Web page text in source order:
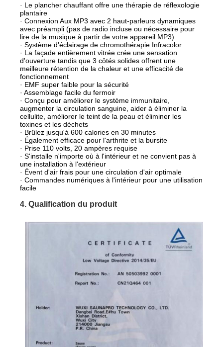
· Le plancher chauffant offre une thérapie de réflexologie
plantaire
· Connexion Aux MP3 avec 2 haut-parleurs dynamiques
avec préampli (pas de radio incluse ou nécessaire pour
lire de la musique à partir de votre appareil MP3)
· Système d'éclairage de chromothérapie Infracolor
· La façade entièrement vitrée crée une sensation
d'ouverture tandis que 3 côtés solides offrent une
meilleure rétention de la chaleur et une efficacité de
fonctionnement
· EMF super faible pour la sécurité
· Assemblage facile du fermoir
· Conçu pour améliorer le système immunitaire,
augmenter la circulation sanguine, aider à éliminer la
cellulite, améliorer le teint de la peau et éliminer les
toxines et les déchets
· Brûlez jusqu'à 600 calories en 30 minutes
· Également efficace pour l'arthrite et la bursite
· Prise 110 volts, 20 ampères requise
· S'installe n'importe où à l'intérieur et ne convient pas à
une installation à l'extérieur
· Évent d'air frais pour une circulation d'air optimale
· Commandes numériques à l'intérieur pour une utilisation
facile
4. Qualification du produit